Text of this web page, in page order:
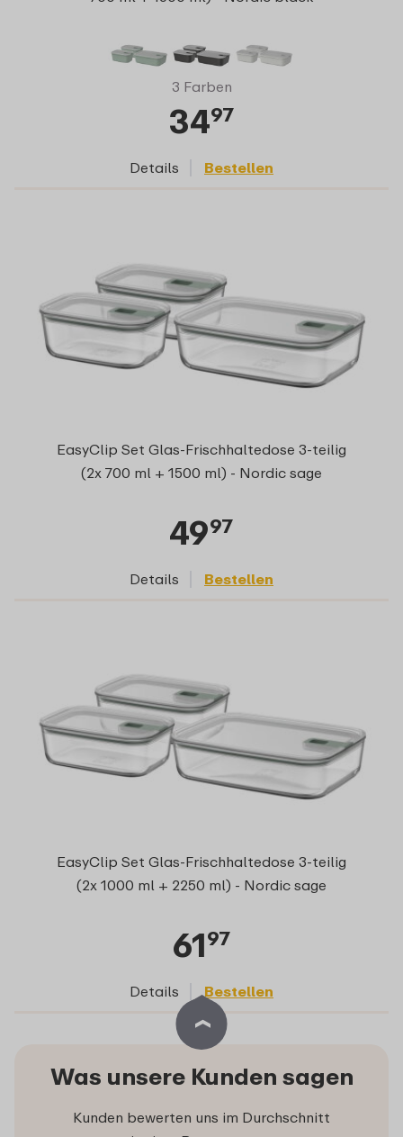
3 Farben
3497
Details Bestellen
EasyClip Set Glas-Frischhaltedose 3-teilig
(2x 700 ml + 1500 ml) - Nordic sage
4997
Details Bestellen
EasyClip Set Glas-Frischhaltedose 3-teilig
(2x 1000 ml + 2250 ml) - Nordic sage
6197
Details Bestellen
Was unsere Kunden sagen
Kunden bewerten uns im Durchschnitt